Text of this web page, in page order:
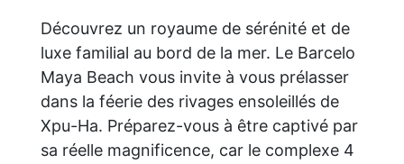
Découvrez un royaume de sérénité et de
luxe familial au bord de la mer. Le Barcelo
Maya Beach vous invite à vous prélasser
dans la féerie des rivages ensoleillés de
Xpu-Ha. Préparez-vous à être captivé par
sa réelle magnificence, car le complexe 4